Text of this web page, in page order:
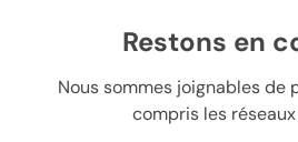
Restons en
Nous sommes joignables de
compris les